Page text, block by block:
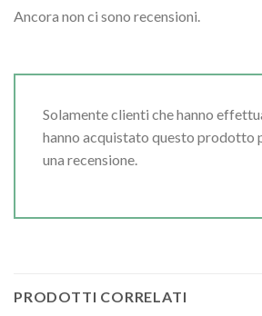
Ancora non ci sono recensioni.
Solamente clienti che hanno
hanno acquistato questo prodotto
una recensione.
PRODOTTI CORRELATI